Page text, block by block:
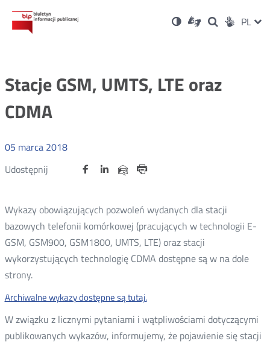
Ustawienia
Wersja
kontrastowa
Dla
niesłyszących
OtwórzOtwórz
w
Otwórz
w
Social PL
Stacje GSM, UMTS, LTE oraz
CDMA
05 marca 2018
Udostępnij
Udostępnij
Otwórz Udostępnij
na
OtwórzUdostępnij
na
OtwórzUdostępnij
przez
Wykazy obowiązujących pozwoleń wydanych dla stacji
bazowych telefonii komórkowej (pracujących w technologii E-
GSM, GSM900, GSM1800, UMTS, LTE) oraz stacji
wykorzystujących technologię CDMA dostępne są w na dole
strony.
Archiwalne wykazy dostępne są tutaj.
W związku z licznymi pytaniami i wątpliwościami dotyczącymi
publikowanych wykazów, informujemy, że pojawienie się stacji